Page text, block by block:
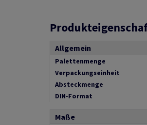
Allgemein
Palettenmenge
Verpackungseinheit
Absteckmenge
DIN-Format
Maße